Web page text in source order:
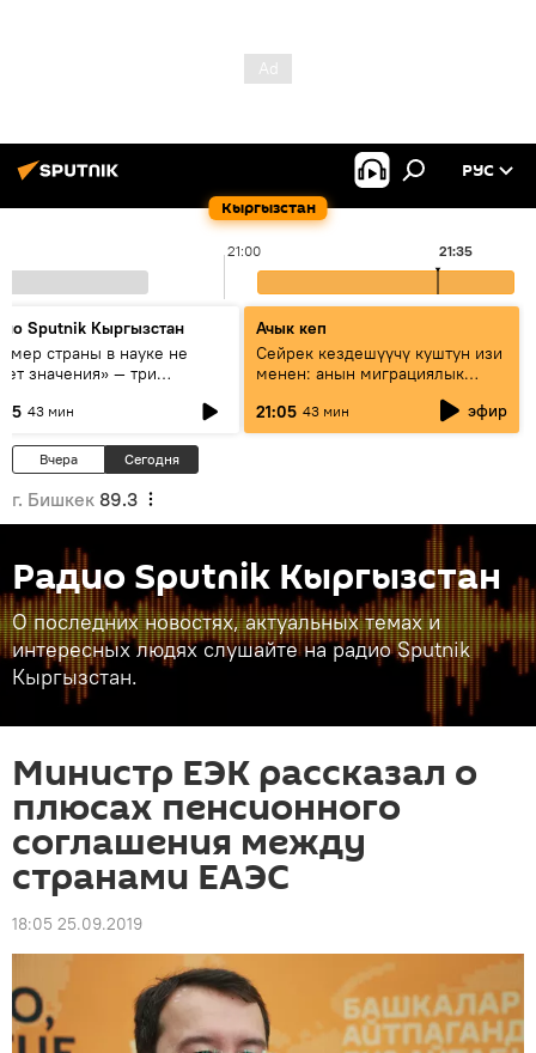
Кыргызстан
РУС
21:00 21:35
Sputnik Кыргызстан
страны в науке не
значения» — три
и Кыргызстана в
43 мин
Ачык кеп
Сейрек кездешүүчү куштун изи
менен: анын миграциялык
жолу эмнеден кабар берет?
21:05 43 мин эфир
Вчера Сегодня
г. Бишкек 89.3
Радио Sputnik Кыргызстан
О последних новостях, актуальных темах и
интересных людях слушайте на радио Sputnik
Кыргызстан.
Министр ЕЭК рассказал о
плюсах пенсионного
соглашения между
странами ЕАЭС
18:05 25.09.2019